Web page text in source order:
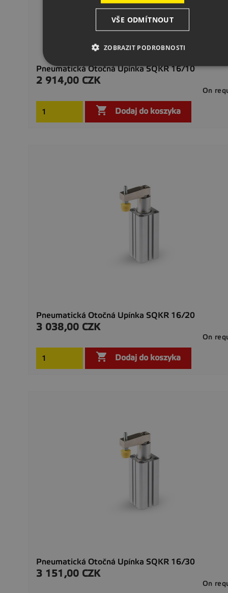
Pneumatická Otočná Upínka SQKR 16/10
Cena
2 914,00 CZK
On
 Dodaj do koszyka
Pneumatická Otočná Upínka SQKR 16/20
Cena
3 038,00 CZK
On
 Dodaj do koszyka
Pneumatická Otočná Upínka SQKR 16/30
Cena
3 151,00 CZK
On
VŠE ODMÍTNOUT
ZOBRAZIT PODROBNOSTI